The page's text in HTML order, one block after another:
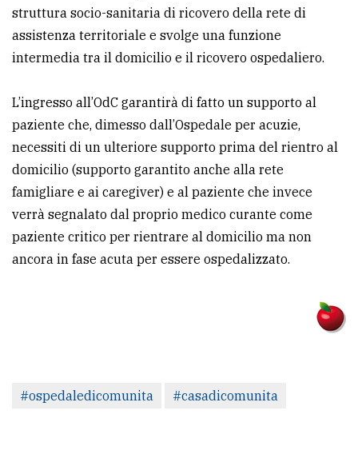
struttura socio-sanitaria di ricovero della rete di
assistenza territoriale e svolge una funzione
intermedia tra il domicilio e il ricovero ospedaliero.
L’ingresso all’OdC garantirà di fatto un supporto al
paziente che, dimesso dall’Ospedale per acuzie,
necessiti di un ulteriore supporto prima del rientro al
domicilio (supporto garantito anche alla rete
famigliare e ai caregiver) e al paziente che invece
verrà segnalato dal proprio medico curante come
paziente critico per rientrare al domicilio ma non
ancora in fase acuta per essere ospedalizzato.
#ospedaledicomunita #casadicomunita